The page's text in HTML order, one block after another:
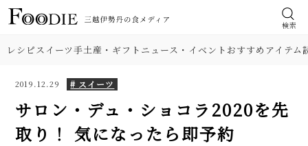
検索
レシピスイーツ手土産・ギフト ニュース・イベントおすすめアイテム
2019.12.29 # スイーツ
サロン・デュ・ショコラ2020を先
取り！ 気になったら即予約